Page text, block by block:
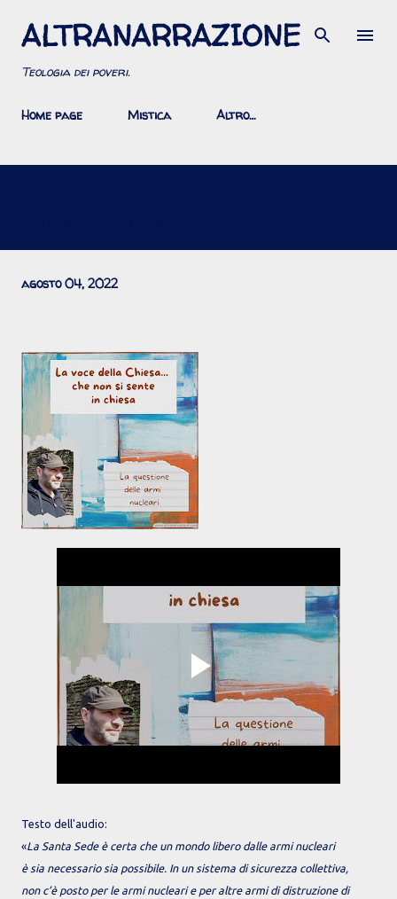
Passa ai contenuti principali
ALTRANARRAZIONE
Teologia dei poveri.
Home page Mistica Altro…
agosto 04, 2022
Testo dell'audio:
«La Santa Sede è certa che un mondo libero dalle armi nucleari
è sia necessario sia possibile. In un sistema di sicurezza collettiva,
non c’è posto per le armi nucleari e per altre armi di distruzione di